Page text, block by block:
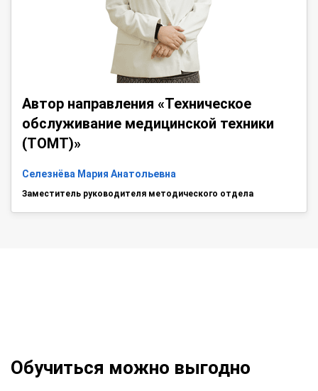
Автор направления «Техническое
обслуживание медицинской техники
(ТОМТ)»
Селезнёва Мария Анатольевна
Заместитель руководителя методического отдела
Обучиться можно выгодно